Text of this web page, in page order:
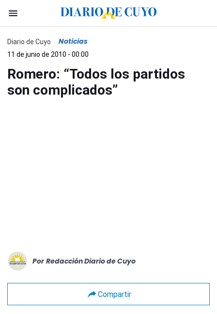
Diario de Cuyo Noticias
11 de junio de 2010 - 00:00
Romero: “Todos los partidos
son complicados”
Por Redacción Diario de Cuyo
Compartir